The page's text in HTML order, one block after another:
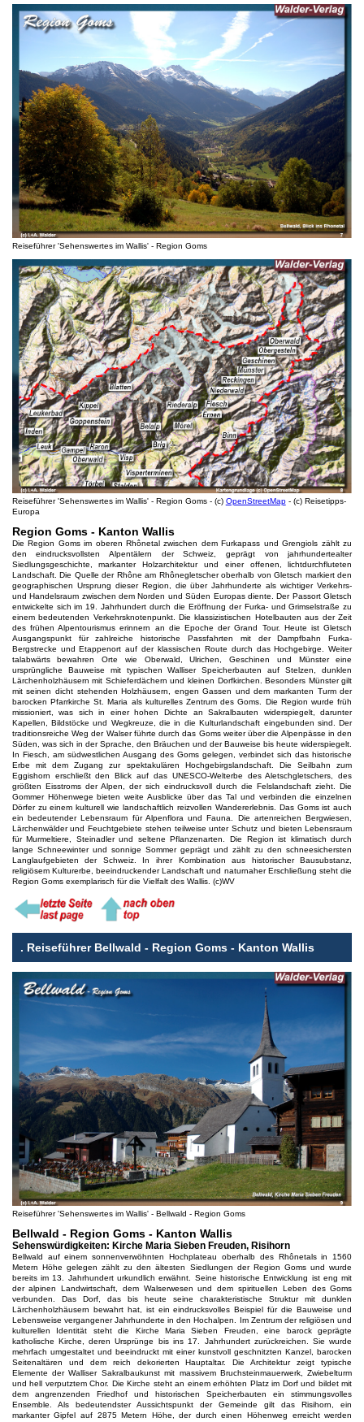
Reiseführer 'Sehenswertes im Wallis' - Region Goms
Reiseführer 'Sehenswertes im Wallis' - Region Goms - (c) OpenStreetMap- (c) Reisetipps-
Europa
Region Goms - Kanton Wallis
Die Region Goms im oberen Rhônetal zwischen dem Furkapass und Grengiols zählt zu
den eindrucksvollsten Alpentälern der Schweiz, geprägt von jahrhundertealter
Siedlungsgeschichte, markanter Holzarchitektur und einer offenen, lichtdurchfluteten
Landschaft. Die Quelle der Rhône am Rhônegletscher oberhalb von Gletsch markiert den
geographischen Ursprung dieser Region, die über Jahrhunderte als wichtiger Verkehrs-
und Handelsraum zwischen dem Norden und Süden Europas diente. Der Passort Gletsch
entwickelte sich im 19. Jahrhundert durch die Eröffnung der Furka- und Grimselstraße zu
einem bedeutenden Verkehrsknotenpunkt. Die klassizistischen Hotelbauten aus der Zeit
des frühen Alpentourismus erinnern an die Epoche der Grand Tour. Heute ist Gletsch
Ausgangspunkt für zahlreiche historische Passfahrten mit der Dampfbahn Furka-
Bergstrecke und Etappenort auf der klassischen Route durch das Hochgebirge. Weiter
talabwärts bewahren Orte wie Oberwald, Ulrichen, Geschinen und Münster eine
ursprüngliche Bauweise mit typischen Walliser Speicherbauten auf Stelzen, dunklen
Lärchenholzhäusern mit Schieferdächern und kleinen Dorfkirchen. Besonders Münster gilt
mit seinen dicht stehenden Holzhäusern, engen Gassen und dem markanten Turm der
barocken Pfarrkirche St. Maria als kulturelles Zentrum des Goms. Die Region wurde früh
missioniert, was sich in einer hohen Dichte an Sakralbauten widerspiegelt, darunter
Kapellen, Bildstöcke und Wegkreuze, die in die Kulturlandschaft eingebunden sind. Der
traditionsreiche Weg der Walser führte durch das Goms weiter über die Alpenpässe in den
Süden, was sich in der Sprache, den Bräuchen und der Bauweise bis heute widerspiegelt.
In Fiesch, am südwestlichen Ausgang des Goms gelegen, verbindet sich das historische
Erbe mit dem Zugang zur spektakulären Hochgebirgslandschaft. Die Seilbahn zum
Eggishorn erschließt den Blick auf das UNESCO-Welterbe des Aletschgletschers, des
größten Eisstroms der Alpen, der sich eindrucksvoll durch die Felslandschaft zieht. Die
Gommer Höhenwege bieten weite Ausblicke über das Tal und verbinden die einzelnen
Dörfer zu einem kulturell wie landschaftlich reizvollen Wandererlebnis. Das Goms ist auch
ein bedeutender Lebensraum für Alpenflora und Fauna. Die artenreichen Bergwiesen,
Lärchenwälder und Feuchtgebiete stehen teilweise unter Schutz und bieten Lebensraum
für Murmeltiere, Steinadler und seltene Pflanzenarten. Die Region ist klimatisch durch
lange Schneewinter und sonnige Sommer geprägt und zählt zu den schneesichersten
Langlaufgebieten der Schweiz. In ihrer Kombination aus historischer Bausubstanz,
religiösem Kulturerbe, beeindruckender Landschaft und naturnaher Erschließung steht die
Region Goms exemplarisch für die Vielfalt des Wallis. (c)WV
. Reiseführer Bellwald - Region Goms - Kanton Wallis
Reiseführer 'Sehenswertes im Wallis' - Bellwald - Region Goms
Bellwald - Region Goms - Kanton Wallis
Sehenswürdigkeiten: Kirche Maria Sieben Freuden, Risihorn
Bellwald auf einem sonnenverwöhnten Hochplateau oberhalb des Rhônetals in 1560
Metern Höhe gelegen zählt zu den ältesten Siedlungen der Region Goms und wurde
bereits im 13. Jahrhundert urkundlich erwähnt. Seine historische Entwicklung ist eng mit
der alpinen Landwirtschaft, dem Walserwesen und dem spirituellen Leben des Goms
verbunden. Das Dorf, das bis heute seine charakteristische Struktur mit dunklen
Lärchenholzhäusern bewahrt hat, ist ein eindrucksvolles Beispiel für die Bauweise und
Lebensweise vergangener Jahrhunderte in den Hochalpen. Im Zentrum der religiösen und
kulturellen Identität steht die Kirche Maria Sieben Freuden, eine barock geprägte
katholische Kirche, deren Ursprünge bis ins 17. Jahrhundert zurückreichen. Sie wurde
mehrfach umgestaltet und beeindruckt mit einer kunstvoll geschnitzten Kanzel, barocken
Seitenaltären und dem reich dekorierten Hauptaltar. Die Architektur zeigt typische
Elemente der Walliser Sakralbaukunst mit massivem Bruchsteinmauerwerk, Zwiebelturm
und hell verputztem Chor. Die Kirche steht an einem erhöhten Platz im Dorf und bildet mit
dem angrenzenden Friedhof und historischen Speicherbauten ein stimmungsvolles
Ensemble. Als bedeutendster Aussichtspunkt der Gemeinde gilt das Risihorn, ein
markanter Gipfel auf 2875 Metern Höhe, der durch einen Höhenweg erreicht werden